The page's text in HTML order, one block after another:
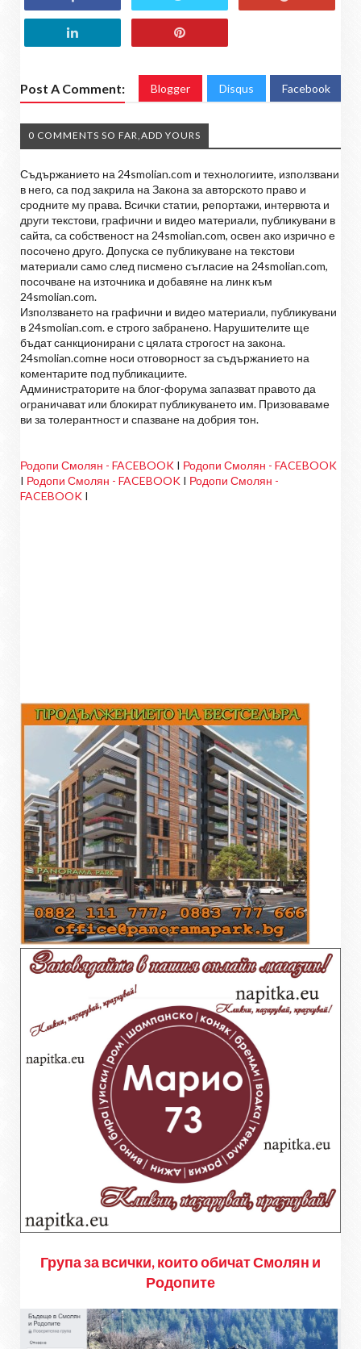
Post A Comment: Blogger Disqus Facebook
0 COMMENTS SO FAR,ADD YOURS
Съдържанието на 24smolian.com и технологиите, използвани
в него, са под закрила на Закона за авторското право и
сродните му права. Всички статии, репортажи, интервюта и
други текстови, графични и видео материали, публикувани в
сайта, са собственост на 24smolian.com, освен ако изрично е
посочено друго. Допуска се публикуване на текстови
материали само след писмено съгласие на 24smolian.com,
посочване на източника и добавяне на линк към
24smolian.com.
Използването на графични и видео материали, публикувани
в 24smolian.com. е строго забранено. Нарушителите ще
бъдат санкционирани с цялата строгост на закона.
24smolian.comне носи отговорност за съдържанието на
коментарите под публикациите.
Администраторите на блог-форума запазват правото да
ограничават или блокират публикуването им. Призоваваме
ви за толерантност и спазване на добрия тон.
Родопи Смолян - FACEBOOK I Родопи Смолян - FACEBOOK
I Родопи Смолян - FACEBOOK I Родопи Смолян -
FACEBOOK I
Група за всички, които обичат Смолян и
Родопите